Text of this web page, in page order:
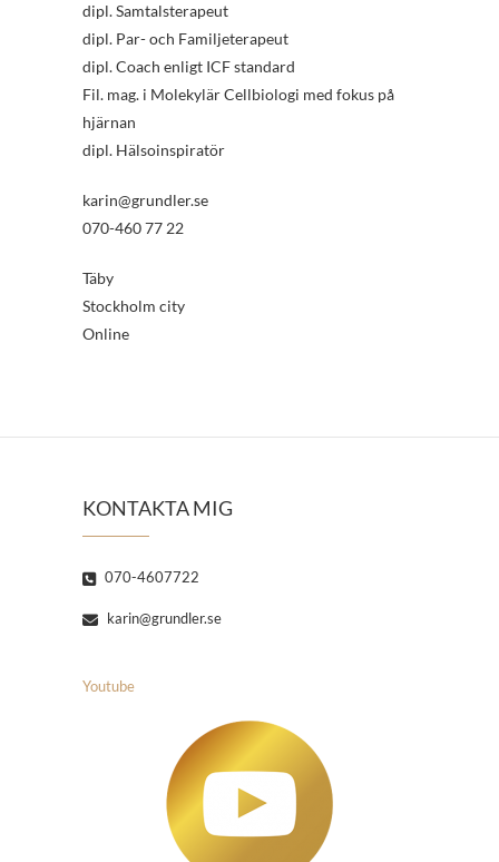
dipl. Samtalsterapeut
dipl. Par- och Familjeterapeut
dipl. Coach enligt ICF standard
Fil. mag. i Molekylär Cellbiologi med fokus på
hjärnan
dipl. Hälsoinspiratör
karin@grundler.se
070-460 77 22
Täby
Stockholm city
Online
KONTAKTA MIG
070-4607722
karin@grundler.se
Youtube